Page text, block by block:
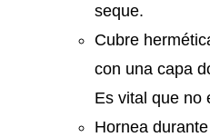
seque.
Cubre
con una capa
Es vital que no
Hornea